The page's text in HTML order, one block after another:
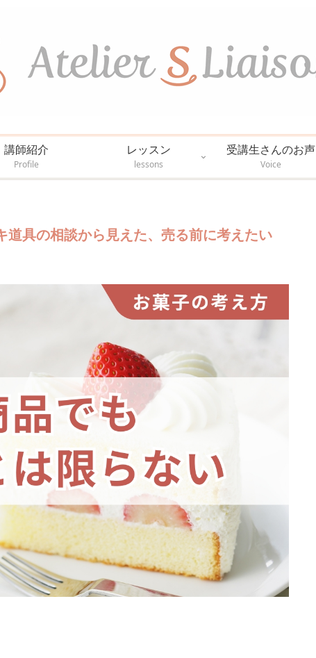
講師紹介
Profile
レッスン
lessons
受講生さんのお声
Voice
具の相談から見えた、売る前に考えたい